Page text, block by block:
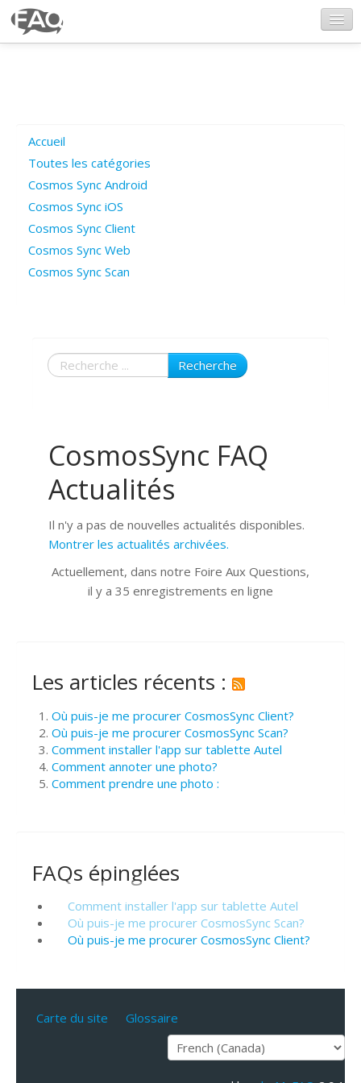
Poser une question
Questions ouvertes
Connexion
Accueil
Toutes les catégories
Cosmos Sync Android
Cosmos Sync iOS
Cosmos Sync Client
Cosmos Sync Web
Cosmos Sync Scan
Recherche
CosmosSync FAQ
Actualités
Il n'y a pas de nouvelles actualités disponibles.
Montrer les actualités archivées.
Actuellement, dans notre Foire Aux Questions,
il y a 35 enregistrements en ligne
Les articles récents :
Où puis-je me procurer CosmosSync Client?
Où puis-je me procurer CosmosSync Scan?
Comment installer l'app sur tablette Autel
Comment annoter une photo?
Comment prendre une photo :
FAQs épinglées
Comment installer l'app sur tablette Autel
Où puis-je me procurer CosmosSync Scan?
Où puis-je me procurer CosmosSync Client?
Carte du site Glossaire